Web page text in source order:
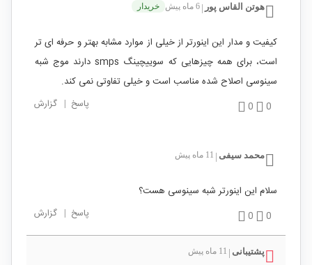
هوتن القاس پور 6 ماه پیش خریدار
کیفیت و مدار این اینورتر از خیلی از موارد مشابه بهتر و حرفه ای تر
است، برای همه چیزهایی که سوییچینگ smps دارند موج شبه
سینوسی اصلاح شده مناسب است و خیلی تفاوتی نمی کند.
0
0 پاسخ | گزارش
محمد سیفی 11 ماه پیش
سلام این اینورتر شبه سینوسی هست؟
0
0 پاسخ | گزارش
پشتیبانی 11 ماه پیش